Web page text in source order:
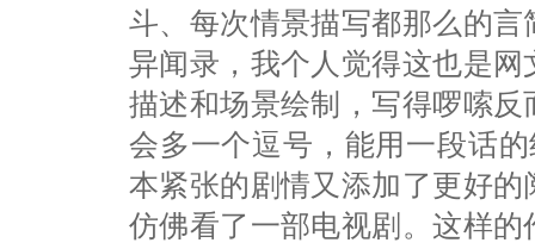
斗、每次情景描写都那么的
异闻录，我个人觉得这也是
描述和场景绘制，写得啰嗦
会多一个逗号，能用一段话
本紧张的剧情又添加了更好
仿佛看了一部电视剧。这样